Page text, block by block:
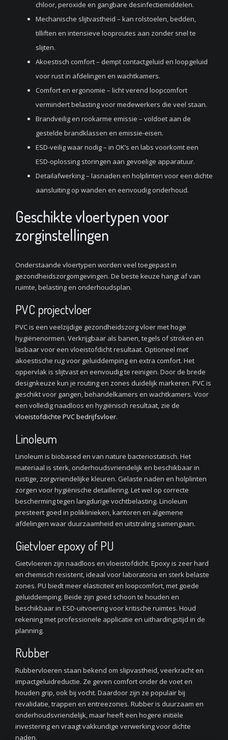
chloor, peroxide en gangbare desinfectiemiddelen.
Mechanische slijtvastheid – kan rolstoelen, bedden,
tilliften en intensieve looproutes aan zonder snel te
slijten.
Akoestisch comfort – dempt contactgeluid en loopgeluid
voor rust in afdelingen en wachtkamers.
Comfort en ergonomie – licht verend loopcomfort
vermindert belasting voor medewerkers die veel staan.
Brandveilig en rookarme emissie – voldoet aan de
gestelde brandklassen en emissie-eisen.
ESD-veilig waar nodig – in OK’s en labs voorkomt een
ESD-oplossing storingen aan gevoelige apparatuur.
Detailafwerking – lasnaden en holplinten voor een dichte
aansluiting op wanden en eenvoudig onderhoud.
Geschikte vloertypen voor
zorginstellingen
Onderstaande vloertypen worden veel toegepast in
gezondheidszorgomgevingen. De beste keuze hangt af van
ruimte, belasting en onderhoudsplan.
PVC projectvloer
PVC is een veelzijdige gezondheidszorg vloer met hoge
hygiënenormen. Verkrijgbaar als banen, tegels of stroken en
lasbaar voor een vloeistofdicht resultaat. Optioneel met
akoestische rug voor geluiddemping en extra comfort. Het
oppervlak is slijtvast en eenvoudig te reinigen. Door de brede
designkeuze kun je routing en zones duidelijk markeren. PVC is
geschikt voor gangen, behandelkamers en wachtkamers. Voor
een volledig naadloos en hygiënisch resultaat, zie de
vloeistofdichte PVC bedrijfsvloer.
Linoleum
Linoleum is biobased en van nature bacteriostatisch. Het
materiaal is sterk, onderhoudsvriendelijk en beschikbaar in
rustige, zorgvriendelijke kleuren. Gelaste naden en holplinten
zorgen voor hygiënische detaillering. Let wel op correcte
bescherming tegen langdurige vochtbelasting. Linoleum
presteert goed in poliklinieken, kantoren en algemene
afdelingen waar duurzaamheid en uitstraling samengaan.
Gietvloer epoxy of PU
Gietvloeren zijn naadloos en vloeistofdicht. Epoxy is zeer hard
en chemisch resistent, ideaal voor laboratoria en sterk belaste
zones. PU biedt meer elasticiteit en loopcomfort, met goede
geluiddemping. Beide zijn goed schoon te houden en
beschikbaar in ESD-uitvoering voor kritische ruimtes. Houd
rekening met professionele applicatie en uithardingstijd in de
planning.
Rubber
Rubbervloeren staan bekend om slipvastheid, veerkracht en
impactgeluidreductie. Ze geven comfort onder de voet en
houden grip, ook bij vocht. Daardoor zijn ze populair bij
revalidatie, trappen en entreezones. Rubber is duurzaam en
onderhoudsvriendelijk, maar heeft een hogere initiële
investering en vraagt vakkundige verwerking voor dichte
naden.